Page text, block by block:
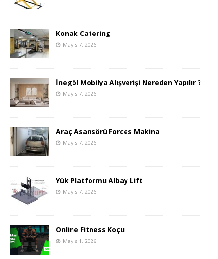
Konak Catering
Mayıs 7, 2026
İnegöl Mobilya Alışverişi Nereden Yapılır ?
Mayıs 7, 2026
Araç Asansörü Forces Makina
Mayıs 7, 2026
Yük Platformu Albay Lift
Mayıs 7, 2026
Online Fitness Koçu
Mayıs 1, 2026